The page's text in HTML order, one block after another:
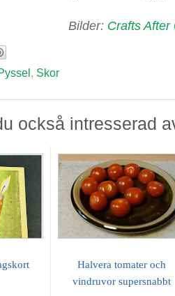
Bilder: Crafts After
, Skor
också intresserad
Halvera tomater och
vindruvor supersnabbt